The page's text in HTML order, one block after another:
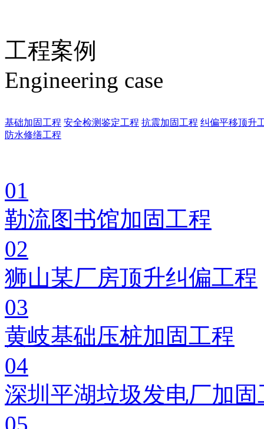
工程案例
Engineering case
基础加固工程 安全检测鉴定工程 抗震加固工程 纠偏平移顶升
防水修缮工程
01
勒流图书馆加固工程
02
狮山某厂房顶升纠偏工程
03
黄岐基础压桩加固工程
04
深圳平湖垃圾发电厂加固